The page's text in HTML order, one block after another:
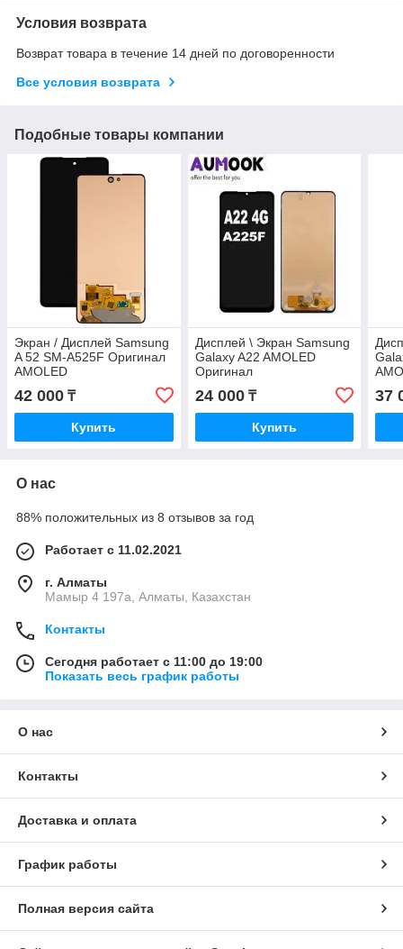
Условия возврата
Возврат товара в течение 14 дней по договоренности
Все условия возврата
Подобные товары компании
Экран / Дисплей Samsung
A 52 SM-A525F Оригинал
AMOLED
42 000 ₸
Купить
Дисплей \ Экран Samsung
Galaxy A22 AMOLED
Оригинал
24 000₸
Купить
37
О нас
88% положительных из 8 отзывов за год
Работает с 11.02.2021
г. Алматы
Мамыр 4 197а, Алматы, Казахстан
Контакты
Сегодня работает с 11:00 до 19:00
Показать весь график работы
О нас
Контакты
Доставка и оплата
График работы
Полная версия сайта